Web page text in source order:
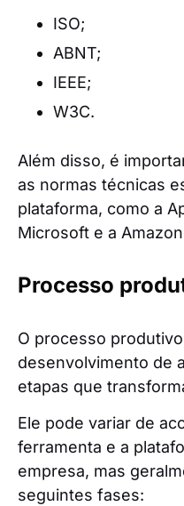
ISO;
ABNT;
IEEE;
W3C.
Além disso, é
as normas técnicas
plataforma, como a
Microsoft e a
Processo
O processo
desenvolvimento de
etapas que
Ele pode variar de
ferramenta e a
empresa, mas
seguintes fases: